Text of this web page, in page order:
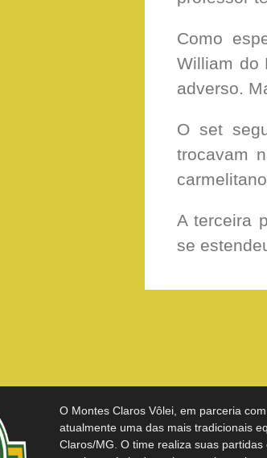
Como
William do
adverso.
O set
trocavam
A terceira
se
O Montes Claros Vôlei, em parceria
atualmente uma das mais tradicionais
Claros/MG. O time realiza suas